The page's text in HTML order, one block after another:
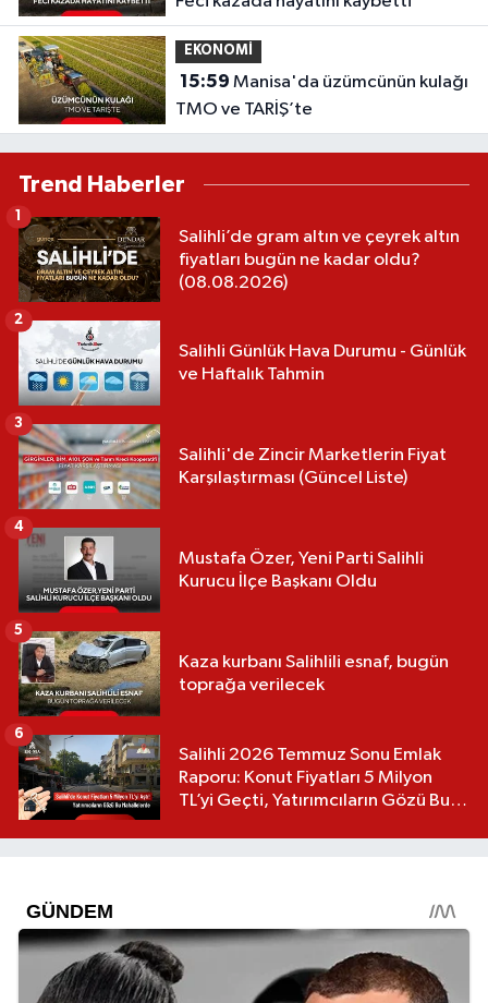
EKONOMİ
15:59
TMO ve TARİŞ’te
Trend Haberler
Salihli’de gram altın ve çeyrek altın
fiyatları bugün ne kadar oldu?
(08.08.2026)
1
Salihli Günlük Hava Durumu - Günlük
ve Haftalık Tahmin
2
Salihli'de Zincir Marketlerin Fiyat
Karşılaştırması (Güncel Liste)
3
Mustafa Özer, Yeni Parti Salihli
Kurucu İlçe Başkanı Oldu
4
Kaza kurbanı Salihlili esnaf, bugün
toprağa verilecek
5
Salihli 2026 Temmuz Sonu Emlak
Raporu: Konut Fiyatları 5 Milyon
TL’yi Geçti, Yatırımcıların Gözü Bu
6